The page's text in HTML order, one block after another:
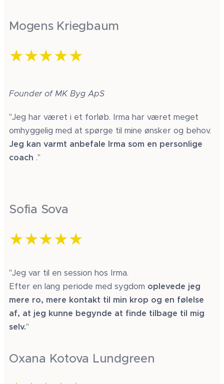
Mogens Kriegbaum
★★★★★
Founder of MK Byg ApS
"Jeg har været i et forløb. Irma har været meget
omhyggelig med at spørge til mine ønsker og behov.
Jeg kan varmt anbefale Irma som en personlige
coach ."
Sofia Sova
★★★★★
"Jeg var til en session hos Irma.
Efter en lang periode med sygdom oplevede jeg
mere ro, mere kontakt til min krop og en følelse
af, at jeg kunne begynde at finde tilbage til mig
selv."
Oxana Kotova Lundgreen